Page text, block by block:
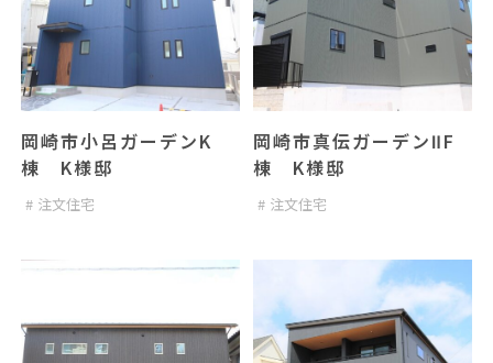
岡崎市小呂ガーデンK
棟 K様邸
注文住宅
岡崎市真伝ガーデンⅡF
棟 K様邸
注文住宅